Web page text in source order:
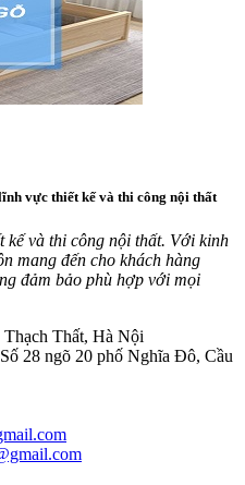
vực thiết kế và thi công nội thất
và thi công nội thất. Với kinh
mang đến cho khách hàng
đảm bảo phù hợp với mọi
Thất, Hà Nội
28 ngõ 20 phố Nghĩa Đô, Cầu